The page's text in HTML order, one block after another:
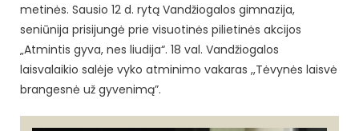
metinės. Sausio 12 d. rytą Vandžiogalos gimnazija,
seniūnija prisijungė prie visuotinės pilietinės akcijos
„Atmintis gyva, nes liudija“. 18 val. Vandžiogalos
laisvalaikio salėje vyko atminimo vakaras ,,Tėvynės laisvė
brangesnė už gyvenimą”.